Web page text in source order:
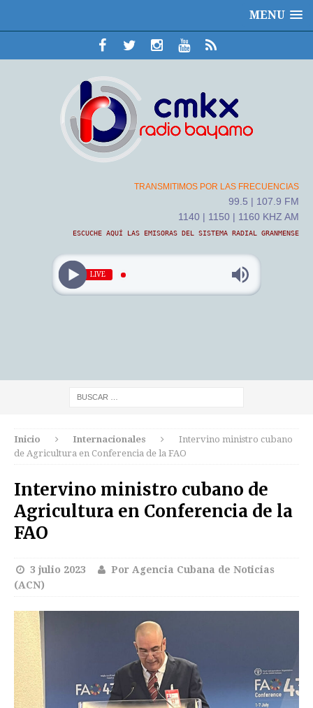
MENU
TRANSMITIMOS POR LAS FRECUENCIAS
99.5 | 107.9 FM
1140 | 1150 | 1160 KHZ AM
ESCUCHE AQUÍ LAS EMISORAS DEL SISTEMA RADIAL GRANMENSE
LIVE
Inicio Internacionales
Intervino ministro cubano
de Agricultura en Conferencia de la FAO
Intervino ministro cubano de
Agricultura en Conferencia de la
FAO
3 julio 2023
Por Agencia Cubana de Noticias
(ACN)